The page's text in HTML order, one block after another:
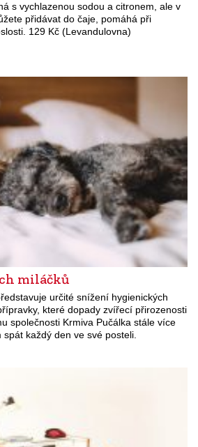
s vychlazenou sodou a citronem, ale v
přidávat do čaje, pomáhá při
129 Kč (Levandulovna)
miláčků
určité snížení hygienických
které dopady zvířecí přirozenosti
Krmiva Pučálka stále více
každý den ve své posteli.